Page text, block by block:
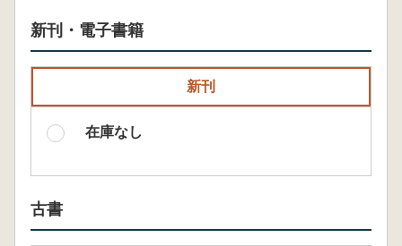
新刊・電子書籍
新刊
在庫なし
古書